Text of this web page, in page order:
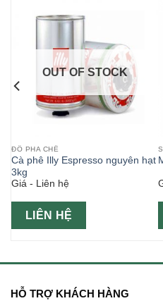
OUT OF STOCK
ĐỒ PHA CHẾ
Cà phê Illy Espresso nguyên hạt
3kg
Giá - Liên hệ
LIÊN HỆ
HỖ TRỢ KHÁCH HÀNG